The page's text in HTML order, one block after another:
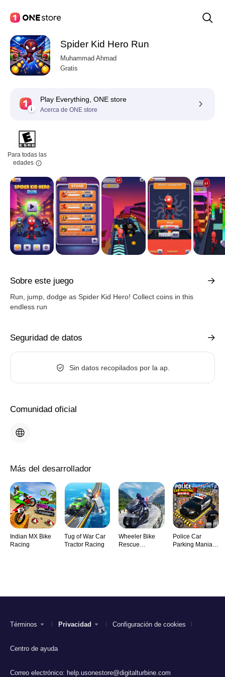
Spider Kid Hero Run
Muhammad Ahmad
Gratis
Play Everything, ONE store
Acerca de ONE store
Para todas las
edades
Sobre este juego
Run, jump, dodge as Spider Kid Hero! Collect coins in this
endless run
Seguridad de datos
Sin datos recopilados por la ap.
Comunidad oficial
Más del desarrollador
Indian MX Bike
Racing
Tug of War Car
Tractor Racing
Wheeler Bike
Rescue
Police Car
Parking Mania
Términos Privacidad Configuración de cookies
Centro de ayuda
Correo electrónico: help.usonestore@digitalturbine.com